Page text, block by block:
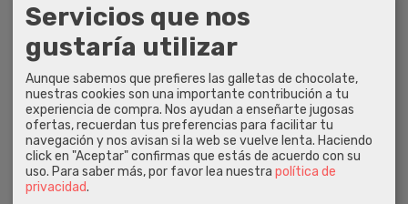
Servicios que nos
gustaría utilizar
Aunque sabemos que prefieres las galletas de chocolate,
nuestras cookies son una importante contribución a tu
experiencia de compra. Nos ayudan a enseñarte jugosas
ofertas, recuerdan tus preferencias para facilitar tu
navegación y nos avisan si la web se vuelve lenta. Haciendo
click en "Aceptar" confirmas que estás de acuerdo con su
uso. Para saber más, por favor lea nuestra política de
privacidad.